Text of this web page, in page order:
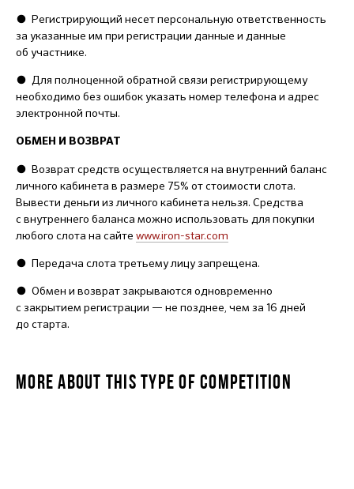
● Регистрирующий несет персональную ответственность
за указанные им при регистрации данные и данные
об участнике.
● Для полноценной обратной связи регистрирующему
необходимо без ошибок указать номер телефона и адрес
электронной почты.
ОБМЕН И ВОЗВРАТ
● Возврат средств осуществляется на внутренний баланс
личного кабинета в размере 75% от стоимости слота.
Вывести деньги из личного кабинета нельзя. Средства
с внутреннего баланса можно использовать для покупки
любого слота на сайте www.iron-star.com
● Передача слота третьему лицу запрещена.
● Обмен и возврат закрываются одновременно
с закрытием регистрации — не позднее, чем за 16 дней
до старта.
MORE ABOUT THIS TYPE OF COMPETITION